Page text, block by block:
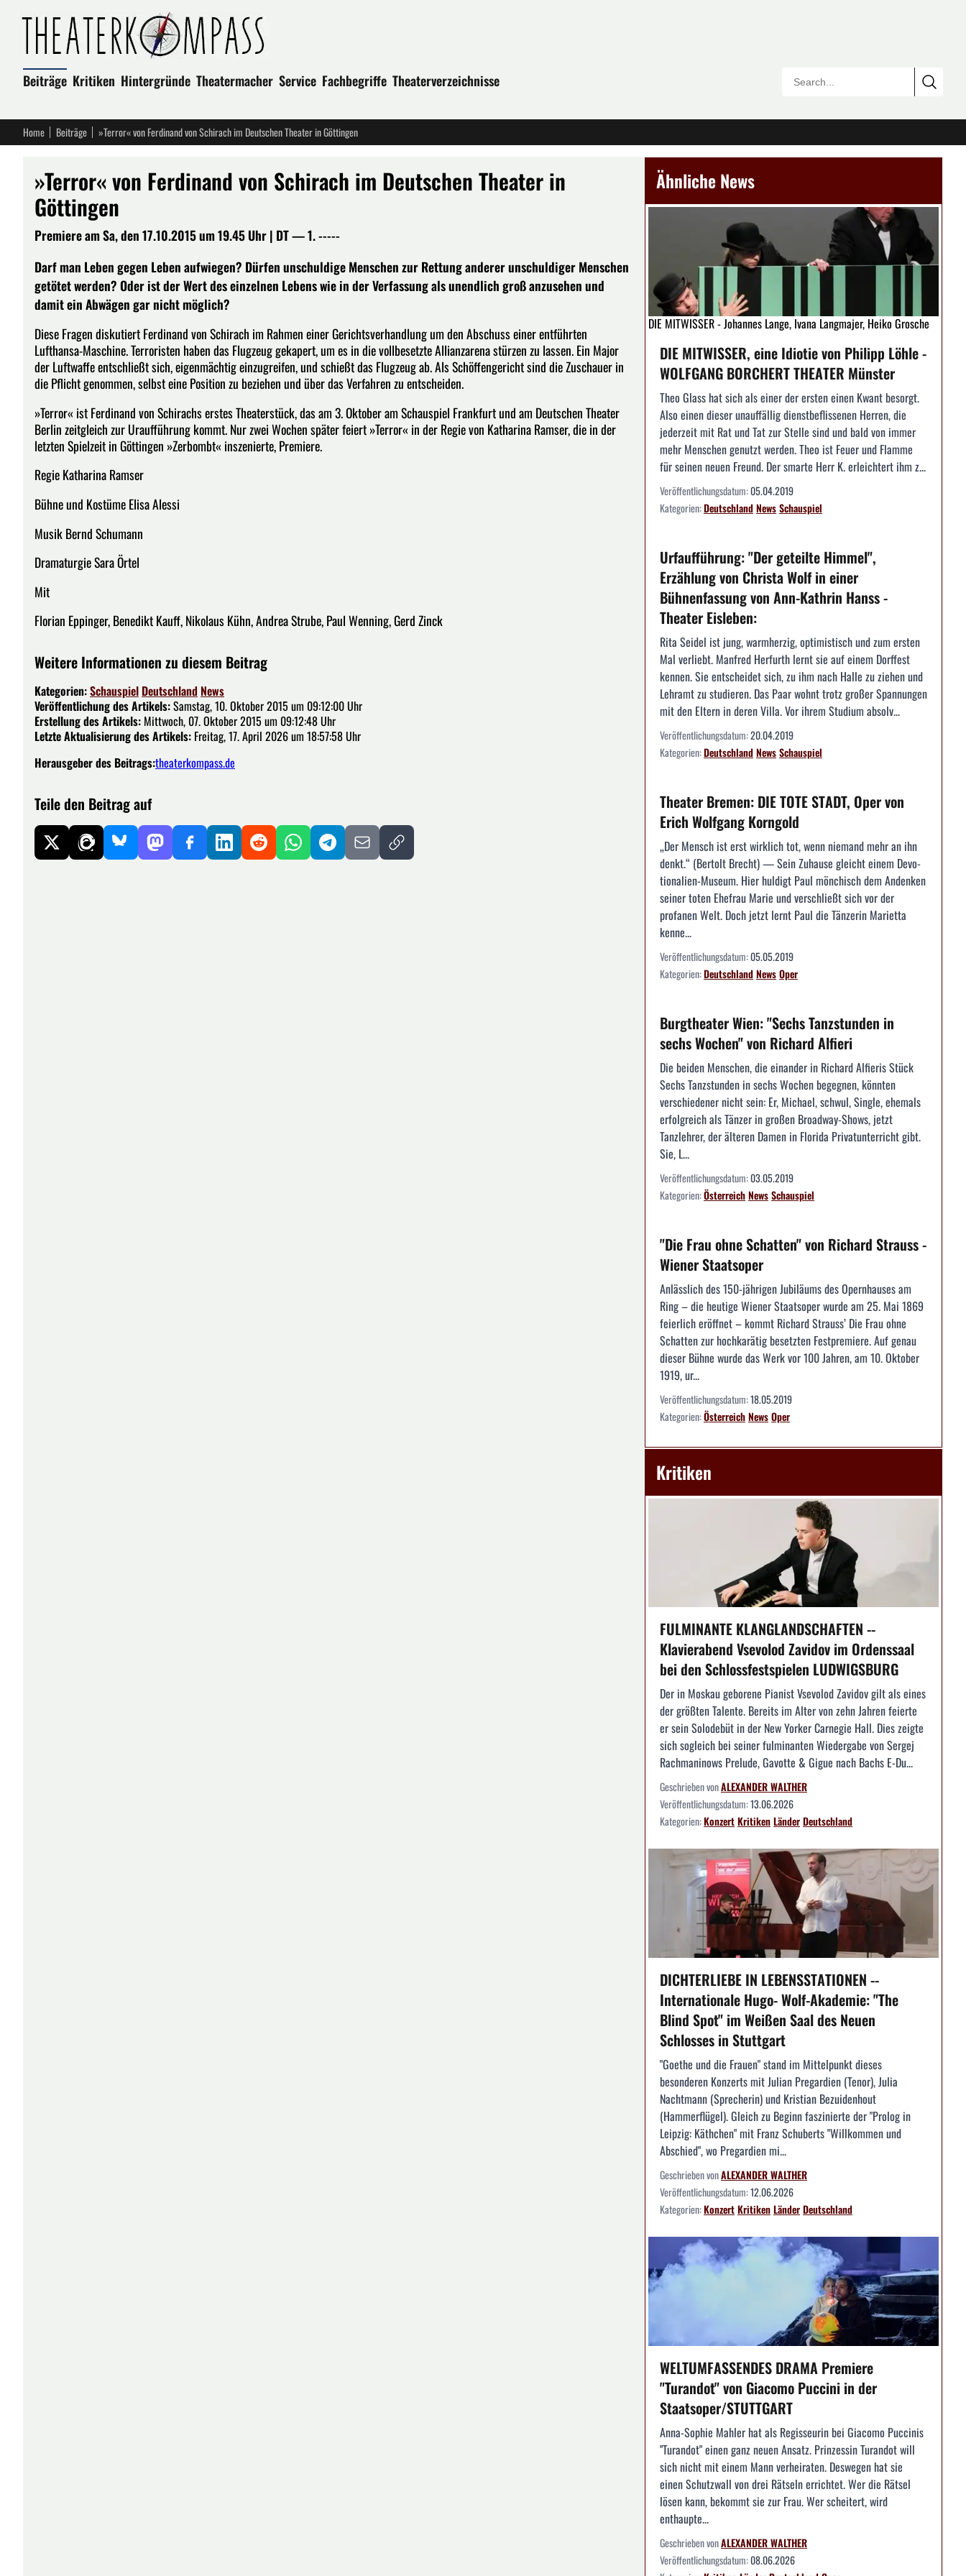
Beiträge Kritiken Hintergründe Theatermacher Service Fachbegriffe Theaterverzeichnisse
Home Beiträge »Terror« von Ferdinand von Schirach im Deutschen Theater in Göttingen
»Terror« von Ferdinand von Schirach im Deutschen Theater in
Göttingen
Premiere am Sa, den 17.10.2015 um 19.45 Uhr | DT — 1. -----
Darf man Leben gegen Leben aufwiegen? Dürfen unschuldige Menschen zur Rettung anderer unschuldiger Menschen
getötet werden? Oder ist der Wert des einzelnen Lebens wie in der Verfassung als unendlich groß anzusehen und
damit ein Abwägen gar nicht möglich?
Diese Fragen diskutiert Ferdinand von Schirach im Rahmen einer Gerichtsverhandlung um den Abschuss einer entführten
Lufthansa-Maschine. Terroristen haben das Flugzeug gekapert, um es in die vollbesetzte Allianzarena stürzen zu lassen. Ein Major
der Luftwaffe entschließt sich, eigenmächtig einzugreifen, und schießt das Flugzeug ab. Als Schöffengericht sind die Zuschauer in
die Pflicht genommen, selbst eine Position zu beziehen und über das Verfahren zu entscheiden.
»Terror« ist Ferdinand von Schirachs erstes Theaterstück, das am 3. Oktober am Schauspiel Frankfurt und am Deutschen Theater
Berlin zeitgleich zur Uraufführung kommt. Nur zwei Wochen später feiert »Terror« in der Regie von Katharina Ramser, die in der
letzten Spielzeit in Göttingen »Zerbombt« inszenierte, Premiere.
Regie Katharina Ramser
Bühne und Kostüme Elisa Alessi
Musik Bernd Schumann
Dramaturgie Sara Örtel
Mit
Florian Eppinger, Benedikt Kauff, Nikolaus Kühn, Andrea Strube, Paul Wenning, Gerd Zinck
Weitere Informationen zu diesem Beitrag
Kategorien:Schauspiel Deutschland News
Veröffentlichung des Artikels:Samstag, 10. Oktober 2015 um 09:12:00 Uhr
Erstellung des Artikels: Mittwoch, 07. Oktober 2015 um 09:12:48 Uhr
Letzte Aktualisierung des Artikels: Freitag, 17. April 2026 um 18:57:58 Uhr
Herausgeber des Beitrags:theaterkompass.de
Teile den Beitrag auf
Ähnliche News
DIE MITWISSER - Johannes Lange, Ivana Langmajer, Heiko Grosche
DIE MITWISSER, eine Idiotie von Philipp Löhle -
WOLFGANG BORCHERT THEATER Münster
Theo Glass hat sich als einer der ersten einen Kwant besorgt.
Also einen dieser unauffällig dienstbeflissenen Herren, die
jederzeit mit Rat und Tat zur Stelle sind und bald von immer
mehr Menschen genutzt werden. Theo ist Feuer und Flamme
für seinen neuen Freund. Der smarte Herr K. erleichtert ihm z...
Veröffentlichungsdatum:05.04.2019
Kategorien:DeutschlandNewsSchauspiel
Urfaufführung: "Der geteilte Himmel",
Erzählung von Christa Wolf in einer
Bühnenfassung von Ann-Kathrin Hanss -
Theater Eisleben:
Rita Seidel ist jung, warmherzig, optimistisch und zum ersten
Mal verliebt. Manfred Herfurth lernt sie auf einem Dorffest
kennen. Sie entscheidet sich, zu ihm nach Halle zu ziehen und
Lehramt zu studieren. Das Paar wohnt trotz großer Spannungen
mit den Eltern in deren Villa. Vor ihrem Studium absolv...
Veröffentlichungsdatum:20.04.2019
Kategorien:DeutschlandNewsSchauspiel
Theater Bremen: DIE TOTE STADT, Oper von
Erich Wolfgang Korngold
„Der Mensch ist erst wirklich tot, wenn niemand mehr an ihn
denkt.“ (Bertolt Brecht) — Sein Zuhause gleicht einem Devo­
tionalien-Museum. Hier huldigt Paul mönchisch dem Anden­ken
seiner toten Ehefrau Marie und verschließt sich vor der
profanen Welt. Doch jetzt lernt Paul die Tänzerin Mariet­ta
kenne...
Veröffentlichungsdatum:05.05.2019
Kategorien:DeutschlandNewsOper
Burgtheater Wien: "Sechs Tanzstunden in
sechs Wochen" von Richard Alfieri
Die beiden Menschen, die einander in Richard Alfieris Stück
Sechs Tanzstunden in sechs Wochen begegnen, könnten
verschiedener nicht sein: Er, Michael, schwul, Single, ehemals
erfolgreich als Tänzer in großen Broadway-Shows, jetzt
Tanzlehrer, der älteren Damen in Florida Privatunterricht gibt.
Sie, L...
Veröffentlichungsdatum:03.05.2019
Kategorien:ÖsterreichNewsSchauspiel
"Die Frau ohne Schatten" von Richard Strauss -
Wiener Staatsoper
Anlässlich des 150-jährigen Jubiläums des Opernhauses am
Ring – die heutige Wiener Staatsoper wurde am 25. Mai 1869
feierlich eröffnet – kommt Richard Strauss’ Die Frau ohne
Schatten zur hochkarätig besetzten Festpremiere. Auf genau
dieser Bühne wurde das Werk vor 100 Jahren, am 10. Oktober
1919, ur...
Veröffentlichungsdatum:18.05.2019
Kategorien:ÖsterreichNewsOper
Kritiken
FULMINANTE KLANGLANDSCHAFTEN --
Klavierabend Vsevolod Zavidov im Ordenssaal
bei den Schlossfestspielen LUDWIGSBURG
Der in Moskau geborene Pianist Vsevolod Zavidov gilt als eines
der größten Talente. Bereits im Alter von zehn Jahren feierte
er sein Solodebüt in der New Yorker Carnegie Hall. Dies zeigte
sich sogleich bei seiner fulminanten Wiedergabe von Sergej
Rachmaninows Prelude, Gavotte & Gigue nach Bachs E-Du...
Geschrieben vonALEXANDER WALTHER
Veröffentlichungsdatum:13.06.2026
Kategorien:KonzertKritikenLänderDeutschland
DICHTERLIEBE IN LEBENSSTATIONEN --
Internationale Hugo- Wolf-Akademie: "The
Blind Spot" im Weißen Saal des Neuen
Schlosses in Stuttgart
"Goethe und die Frauen" stand im Mittelpunkt dieses
besonderen Konzerts mit Julian Pregardien (Tenor), Julia
Nachtmann (Sprecherin) und Kristian Bezuidenhout
(Hammerflügel). Gleich zu Beginn faszinierte der "Prolog in
Leipzig: Käthchen" mit Franz Schuberts "Willkommen und
Abschied", wo Pregardien mi...
Geschrieben vonALEXANDER WALTHER
Veröffentlichungsdatum:12.06.2026
Kategorien:KonzertKritikenLänderDeutschland
WELTUMFASSENDES DRAMA Premiere
"Turandot" von Giacomo Puccini in der
Staatsoper/STUTTGART
Anna-Sophie Mahler hat als Regisseurin bei Giacomo Puccinis
"Turandot" einen ganz neuen Ansatz. Prinzessin Turandot will
sich nicht mit einem Mann verheiraten. Deswegen hat sie
einen Schutzwall von drei Rätseln errichtet. Wer die Rätsel
lösen kann, bekommt sie zur Frau. Wer scheitert, wird
enthaupte...
Geschrieben vonALEXANDER WALTHER
Veröffentlichungsdatum:08.06.2026